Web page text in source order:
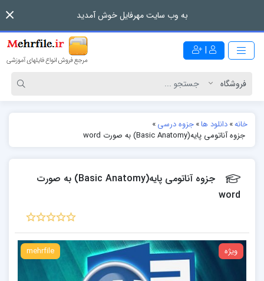
به وب سایت مهرفایل خوش آمدید
|
خانه»دانلود ها»جزوه درسی»
جزوه آناتومی پایه(Basic Anatomy) به صورت word
جزوه آناتومی پایه(Basic Anatomy) به صورت
word
ویژه mehrfile